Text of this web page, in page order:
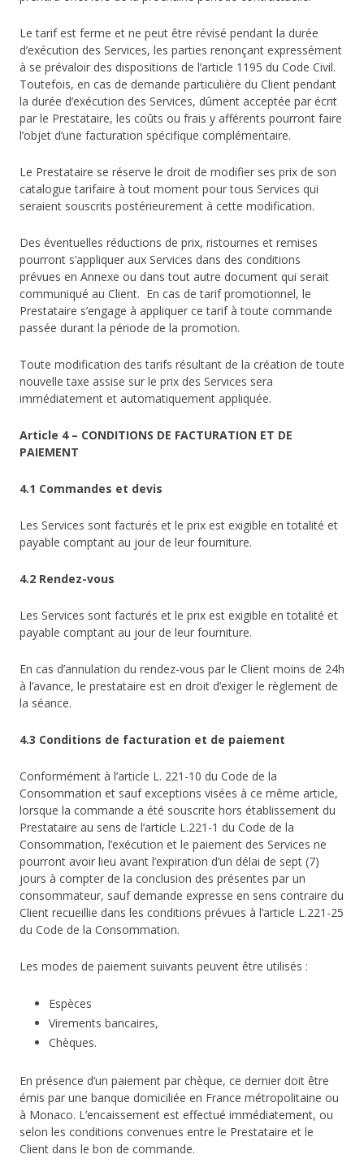
Le tarif est ferme et ne peut être révisé pendant la durée
d’exécution des Services, les parties renonçant expressément
à se prévaloir des dispositions de l’article 1195 du Code Civil.
Toutefois, en cas de demande particulière du Client pendant
la durée d’exécution des Services, dûment acceptée par écrit
par le Prestataire, les coûts ou frais y afférents pourront faire
l’objet d’une facturation spécifique complémentaire.
Le Prestataire se réserve le droit de modifier ses prix de son
catalogue tarifaire à tout moment pour tous Services qui
seraient souscrits postérieurement à cette modification.
Des éventuelles réductions de prix, ristournes et remises
pourront s’appliquer aux Services dans des conditions
prévues en Annexe ou dans tout autre document qui serait
communiqué au Client. En cas de tarif promotionnel, le
Prestataire s’engage à appliquer ce tarif à toute commande
passée durant la période de la promotion.
Toute modification des tarifs résultant de la création de toute
nouvelle taxe assise sur le prix des Services sera
immédiatement et automatiquement appliquée.
Article 4 – CONDITIONS DE FACTURATION ET DE
PAIEMENT
4.1 Commandes et devis
Les Services sont facturés et le prix est exigible en totalité et
payable comptant au jour de leur fourniture.
4.2 Rendez-vous
Les Services sont facturés et le prix est exigible en totalité et
payable comptant au jour de leur fourniture.
En cas d’annulation du rendez-vous par le Client moins de 24h
à l’avance, le prestataire est en droit d’exiger le règlement de
la séance.
4.3 Conditions de facturation et de paiement
Conformément à l’article L. 221-10 du Code de la
Consommation et sauf exceptions visées à ce même article,
lorsque la commande a été souscrite hors établissement du
Prestataire au sens de l’article L.221-1 du Code de la
Consommation, l’exécution et le paiement des Services ne
pourront avoir lieu avant l’expiration d’un délai de sept (7)
jours à compter de la conclusion des présentes par un
consommateur, sauf demande expresse en sens contraire du
Client recueillie dans les conditions prévues à l’article L.221-25
du Code de la Consommation.
Les modes de paiement suivants peuvent être utilisés :
Espèces
Virements bancaires,
Chèques.
En présence d’un paiement par chèque, ce dernier doit être
émis par une banque domiciliée en France métropolitaine ou
à Monaco. L’encaissement est effectué immédiatement, ou
selon les conditions convenues entre le Prestataire et le
Client dans le bon de commande.